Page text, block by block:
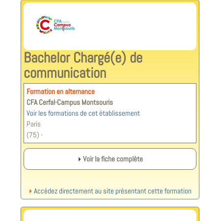
Bachelor Chargé(e) de
communication
Formation en alternance
CFA Cerfal-Campus Montsouris
Voir les formations de cet établissement
Paris
(75) -
Voir la fiche complète
Accédez directement au site présentant cette formation